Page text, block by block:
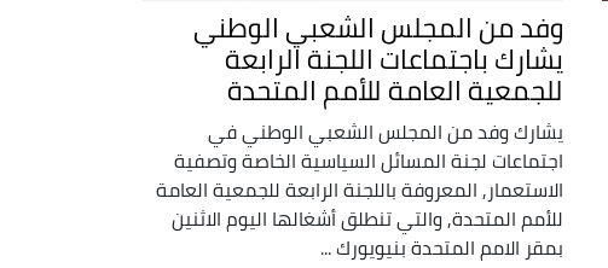
وفد من المجلس الشعبي الوطني
يشارك باجتماعات اللجنة الرابعة
للجمعية العامة للأمم المتحدة
يشارك وفد من المجلس الشعبي الوطني في
اجتماعات لجنة المسائل السياسية الخاصة وتصفية
الاستعمار, المعروفة باللجنة الرابعة للجمعية العامة
للأمم المتحدة, والتي تنطلق أشغالها اليوم الاثنين
بمقر الامم المتحدة بنيويورك ...